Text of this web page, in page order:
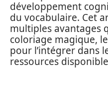
développement
du vocabulaire. Cet
multiples avantages
coloriage magique,
pour l’intégrer dans
ressources